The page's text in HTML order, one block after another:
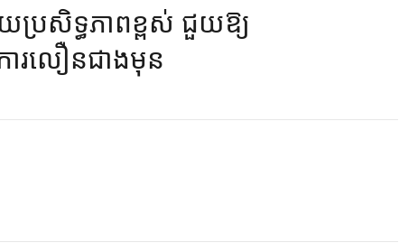
រសិទ្ធភាព​ខ្ពស់ ជួយ​​ឱ្យ​
រ​លឿន​ជាង​មុន​